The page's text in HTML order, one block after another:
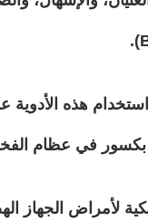
هذه الأدوية
في عظام
لأمراض الجهاز